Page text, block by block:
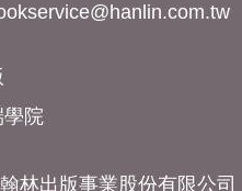
學院
林出版事業股份有限公司